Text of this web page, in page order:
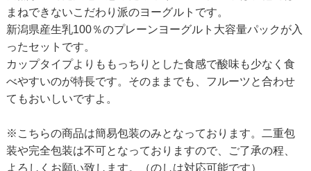
まねできないこだわり派のヨーグルトです。
新潟県産生乳100％のプレーンヨーグルト大容量パックが入
ったセットです。
カップタイプよりももっちりとした食感で酸味も少なく食
べやすいのが特長です。そのままでも、フルーツと合わせ
てもおいしいですよ。
※こちらの商品は簡易包装のみとなっております。二重包
装や完全包装は不可となっておりますので、ご了承の程、
よろしくお願い致します。（のしは対応可能です）